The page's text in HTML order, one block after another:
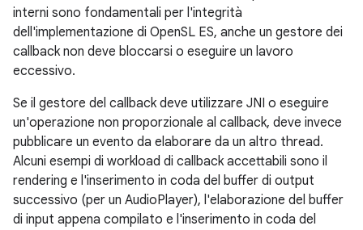
interni sono fondamentali per l'integrità
dell'implementazione di OpenSL ES, anche un gestore dei
callback non deve bloccarsi o eseguire un lavoro
eccessivo.
Se il gestore del callback deve utilizzare JNI o eseguire
un'operazione non proporzionale al callback, deve invece
pubblicare un evento da elaborare da un altro thread.
Alcuni esempi di workload di callback accettabili sono il
rendering e l'inserimento in coda del buffer di output
successivo (per un AudioPlayer), l'elaborazione del buffer
di input appena compilato e l'inserimento in coda del